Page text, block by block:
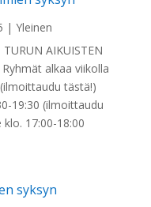
| Yleinen
TURUN AIKUISTEN
Ryhmät alkaa viikolla
tästä!)
19:30 (ilmoittaudu
17:00-18:00
syksyn